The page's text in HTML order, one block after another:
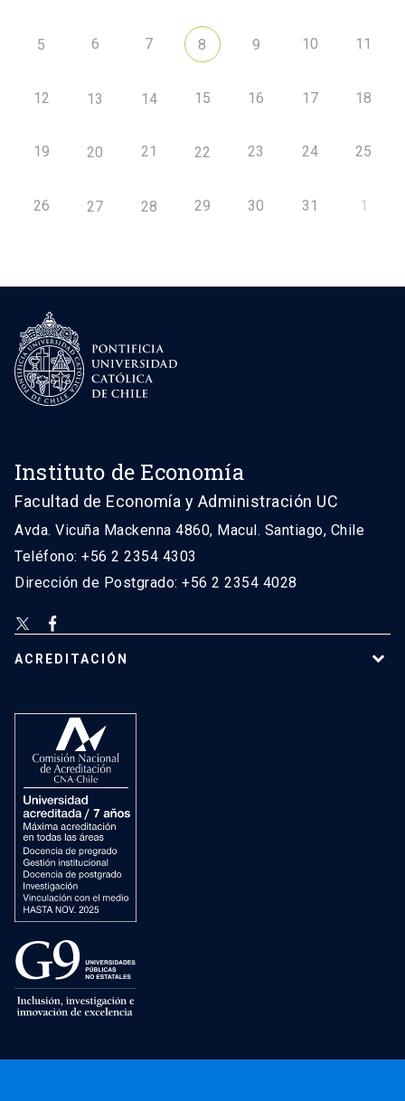
5 6 7 8 9 10 11
12 13 14 15 16 17 18
19 20 21 22 23 24 25
26 27 28 29 30 31 1
Instituto de Economía
Facultad de Economía y Administración UC
Avda. Vicuña Mackenna 4860, Macul. Santiago, Chile
Teléfono: +56 2 2354 4303
Dirección de Postgrado: +56 2 2354 4028
ACREDITACIÓN